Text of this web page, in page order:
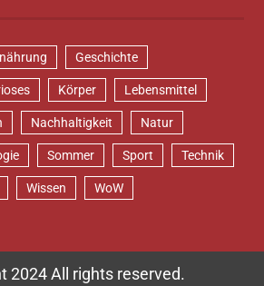
Geschichte
Körper Lebensmittel
Nachhaltigkeit Natur
Sommer Sport Technik
Wissen WoW
2024 All rights reserved.